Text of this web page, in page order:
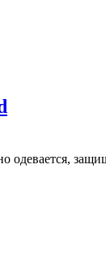
одевается,